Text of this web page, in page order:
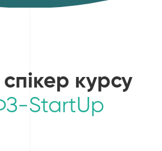
курсу
StartUp